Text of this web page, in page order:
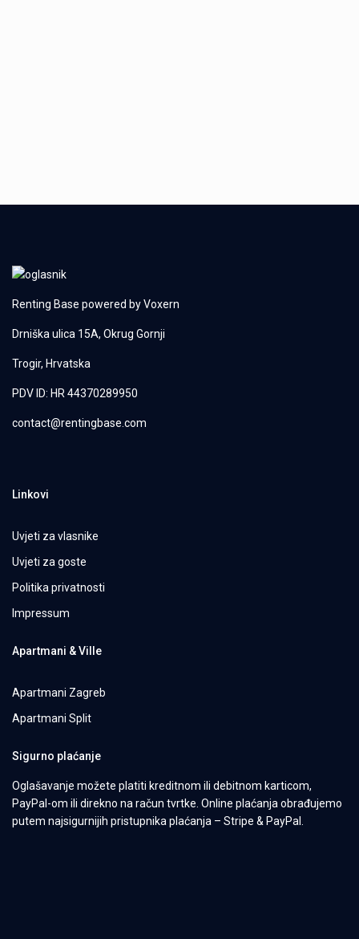
Renting Base powered byVoxern
Drniška ulica 15A, Okrug Gornji
Trogir, Hrvatska
PDV ID: HR 44370289950
contact@rentingbase.com
Linkovi
Uvjeti za vlasnike
Uvjeti za goste
Politika privatnosti
Impressum
Apartmani & Ville
Apartmani Zagreb
Apartmani Split
Sigurno plaćanje
Oglašavanje možete platiti kreditnom ili debitnom karticom,
PayPal-om ili direkno na račun tvrtke. Online plaćanja obrađujemo
putem najsigurnijih pristupnika plaćanja – Stripe & PayPal.